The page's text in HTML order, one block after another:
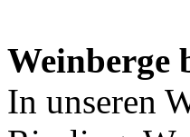
Weinberge
In unseren